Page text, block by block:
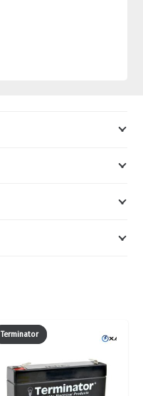
Terminator